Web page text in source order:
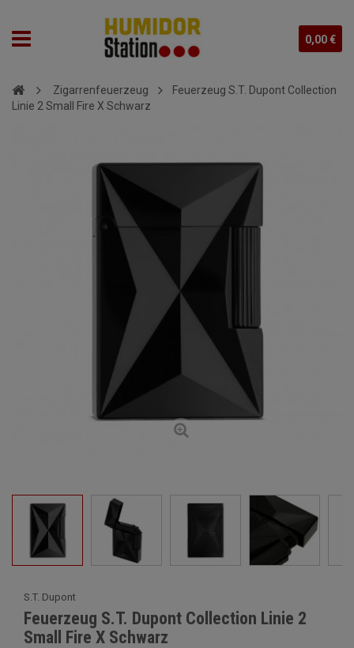
0,00 €
Zigarrenfeuerzeug
Feuerzeug S.T. Dupont Collection
Linie 2 Small Fire X Schwarz
S.T. Dupont
Feuerzeug S.T. Dupont Collection Linie 2
Small Fire X Schwarz